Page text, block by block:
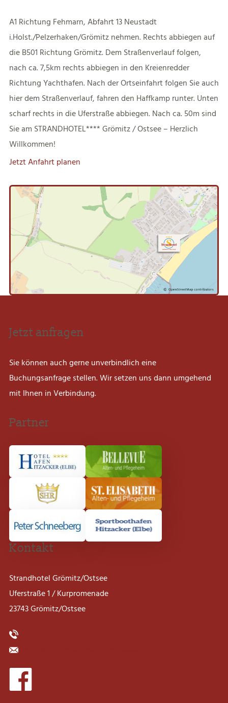
A1 Richtung Fehmarn, Abfahrt 13 Neustadt
i.Holst./Pelzerhaken/Grömitz nehmen. Rechts abbiegen auf
die B501 Richtung Grömitz. Dem Straßenverlauf folgen,
nach ca. 7,5km rechts abbiegen in den Kreienredder
Richtung Yachthafen. Nach der Ortseinfahrt folgen Sie auch
hier dem Straßenverlauf, fahren den Haffkamp runter. Unten
scharf rechts in die Uferstraße abbiegen. Nach ca. 50m sind
Sie am STRANDHOTEL**** Grömitz / Ostsee – Herzlich
Willkommen!
Jetzt Anfahrt planen
Jetzt anfragen
Sie können auch gerne unverbindlich eine
Buchungsanfrage stellen. Wir setzen uns dann umgehend
mit Ihnen in Verbindung.
Partner
Kontakt
Strandhotel Grömitz/Ostsee
Uferstraße 1 / Kurpromenade
23743 Grömitz/Ostsee